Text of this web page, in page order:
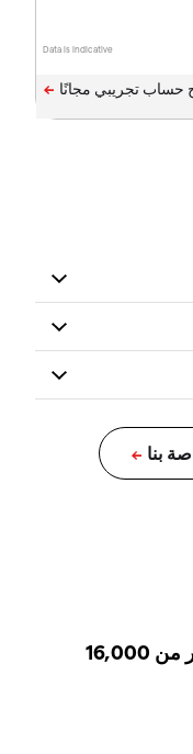
Data is indicative
قم بالشراء أو البيع عبر أكثر من 16,000